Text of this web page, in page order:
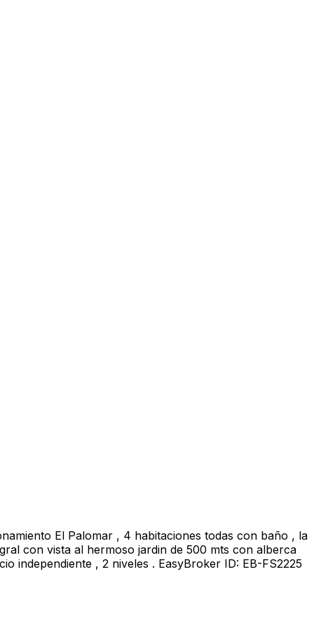
El Palomar , 4 habitaciones todas con baño , la
con vista al hermoso jardin de 500 mts con alberca
independiente , 2 niveles . EasyBroker ID: EB-FS2225